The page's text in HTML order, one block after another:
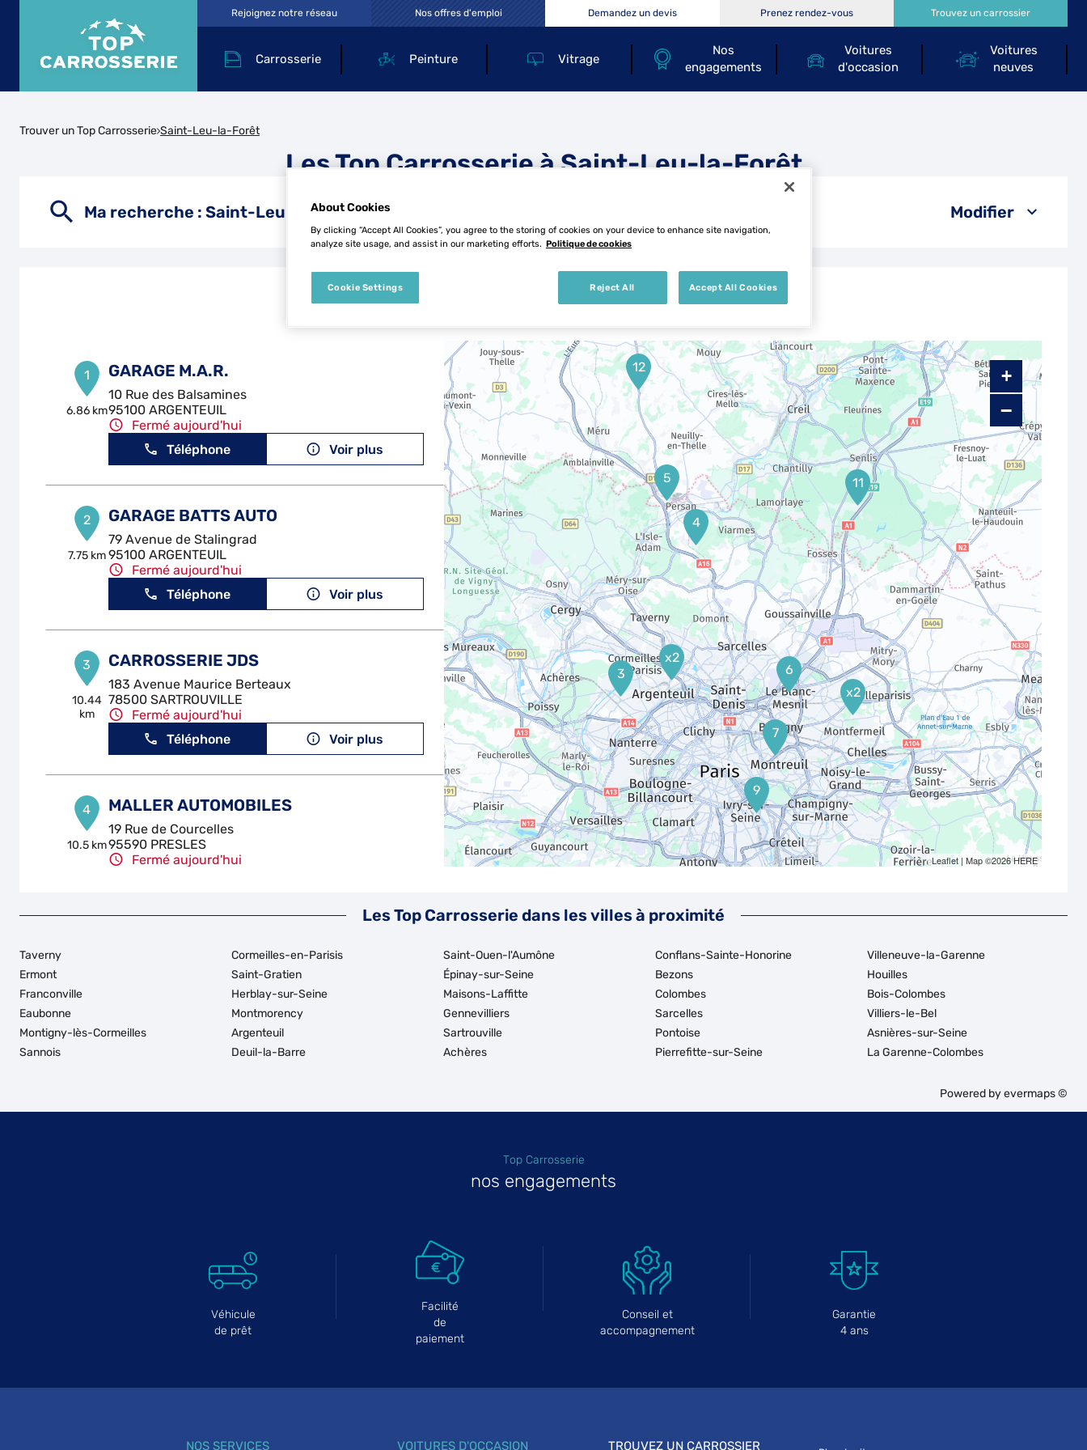
Carrosserie Peinture Vitrage
Nos
engagements
Voitures
d'occasion
Voitures
neuves
Rejoignez notre réseau Nos offres d'emploi Demandez un devis Prenez rendez-vous Trouvez un carrossier
Trouver un Top Carrosserie Saint-Leu-la-Forêt
Les Top Carrosserie à Saint-Leu-la-Forêt
Ma recherche : Saint-Leu-la-Forêt Modifier
12 Top Carrosserie à Saint-Leu-la-Forêt
1
6.86 km
GARAGE M.A.R.
10 Rue des Balsamines
95100 ARGENTEUIL
Fermé aujourd'hui
Téléphone
Voir plus
2
7.75 km
GARAGE BATTS AUTO
79 Avenue de Stalingrad
95100 ARGENTEUIL
Fermé aujourd'hui
Téléphone
Voir plus
3
10.44
km
CARROSSERIE JDS
183 Avenue Maurice Berteaux
78500 SARTROUVILLE
Fermé aujourd'hui
Téléphone
Voir plus
4
10.5 km
MALLER AUTOMOBILES
19 Rue de Courcelles
95590 PRESLES
Fermé aujourd'hui
15.09
380 Rue Isaac Newton
2 Rue du Vert Bois
93100 MONTREUIL
Ouvert 09:00 - 13:00 et 14:00 - 18:00
Téléphone
Voir plus
8 RS AUTO HYBRIDE
Fermé actuellement
12
11
9
5
4
7
6
x2
3
x2
+
−
Leaflet| Map ©2026HERE
Les Top Carrosserie dans les villes à proximité
Taverny
Ermont
Franconville
Eaubonne
Montigny-lès-Cormeilles
Sannois
Cormeilles-en-Parisis
Saint-Gratien
Herblay-sur-Seine
Montmorency
Argenteuil
Deuil-la-Barre
Saint-Ouen-l'Aumône
Épinay-sur-Seine
Maisons-Laffitte
Gennevilliers
Sartrouville
Achères
Conflans-Sainte-Honorine
Bezons
Colombes
Sarcelles
Pontoise
Pierrefitte-sur-Seine
Villeneuve-la-Garenne
Houilles
Bois-Colombes
Villiers-le-Bel
Asnières-sur-Seine
La Garenne-Colombes
Powered byevermaps ©
Top Carrosserie
nos engagements
Véhicule
de prêt
Facilité
de
paiement
Conseil et
accompagnement
Garantie
4 ans
NOS SERVICES VOITURES D'OCCASION TROUVEZ UN CARROSSIER
About Cookies
By clicking “Accept All Cookies”, you agree to the storing of cookies on your device to enhance site navigation,
analyze site usage, and assist in our marketing efforts. Politique de cookies
Reject All Accept All Cookies
Cookie Settings